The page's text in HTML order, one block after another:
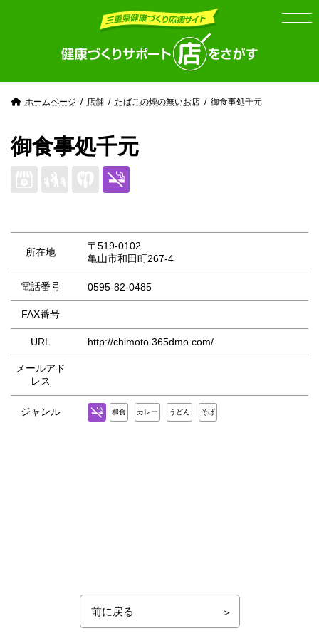
ホームページ 店舗 たばこの煙の無いお店 御食事処千元
御食事処千元
所在地
〒519-0102
亀山市和田町267-4
電話番号 0595-82-0485
FAX番号
URL http://chimoto.365dmo.com/
メールアド
レス
ジャンル 和食 カレー うどん そば
前に戻る